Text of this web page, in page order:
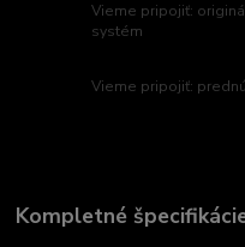
Vieme pripojiť:
systém
Vieme pripojiť:
Kompletné